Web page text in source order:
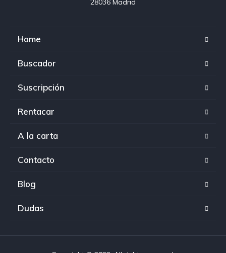
28036 Madrid
Home
Buscador
Suscripción
Rentacar
A la carta
Contacto
Blog
Dudas